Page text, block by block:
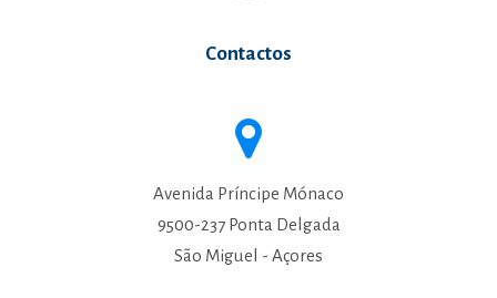
Contactos
Avenida Príncipe Mónaco
9500-237 Ponta Delgada
São Miguel - Açores